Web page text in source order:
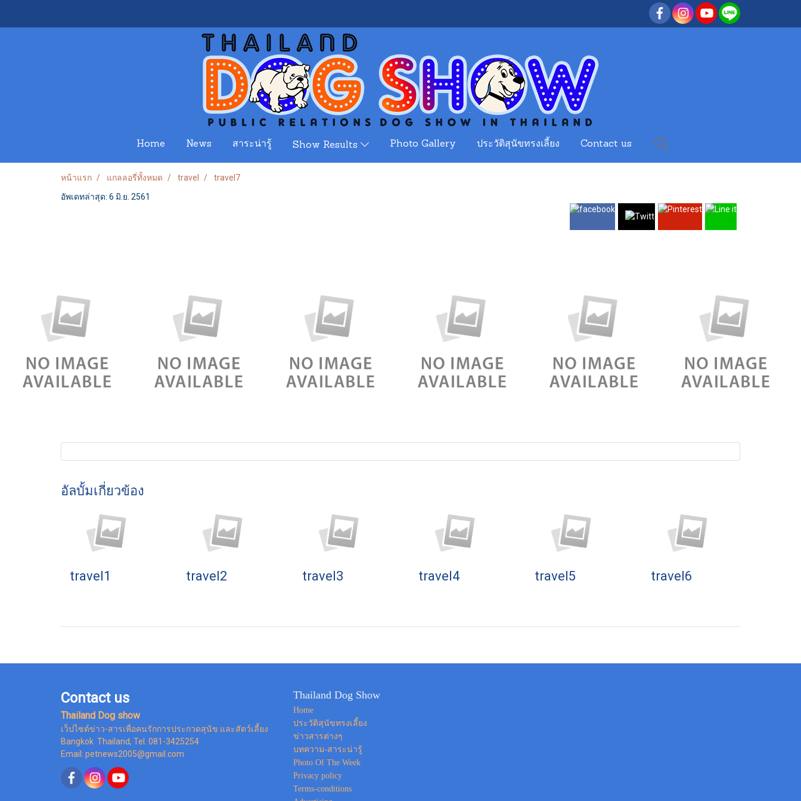
Home News สาระน่ารู้ Show Results Photo Gallery ประวัติสุนัขทรงเลี้ยง Contact us
หน้าแรก แกลลอรี่ทั้งหมด travel
travel7
อัพเดทล่าสุด: 6 มิ.ย. 2561
อัลบั้มเกี่ยวข้อง
travel1 travel2 travel3 travel4 travel5 travel6
Contact us
Thailand Dog show
เว็ปไซต์ข่าว-สารเพื่อคนรักการประกวดสุนัข และสัตว์เลี้ยง
Bangkok Thailand, Tel. 081-3425254
Email: petnews2005@gmail.com
Thailand Dog Show
Home
ประวัติสุนัขทรงเลี้ยง
ข่าวสารต่างๆ
บทความ-สาระน่ารู้
Photo Of The Week
Privacy policy
Terms-conditions